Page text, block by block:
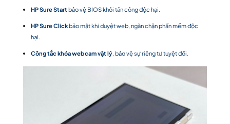
HP Sure Startbảo vệ BIOS khỏi tấn công độc hại.
HP Sure Clickbảo mật khi duyệt web, ngăn chặn phần mềm độc
hại.
Công tắc khóa webcam vật lý, bảo vệ sự riêng tư tuyệt đối.